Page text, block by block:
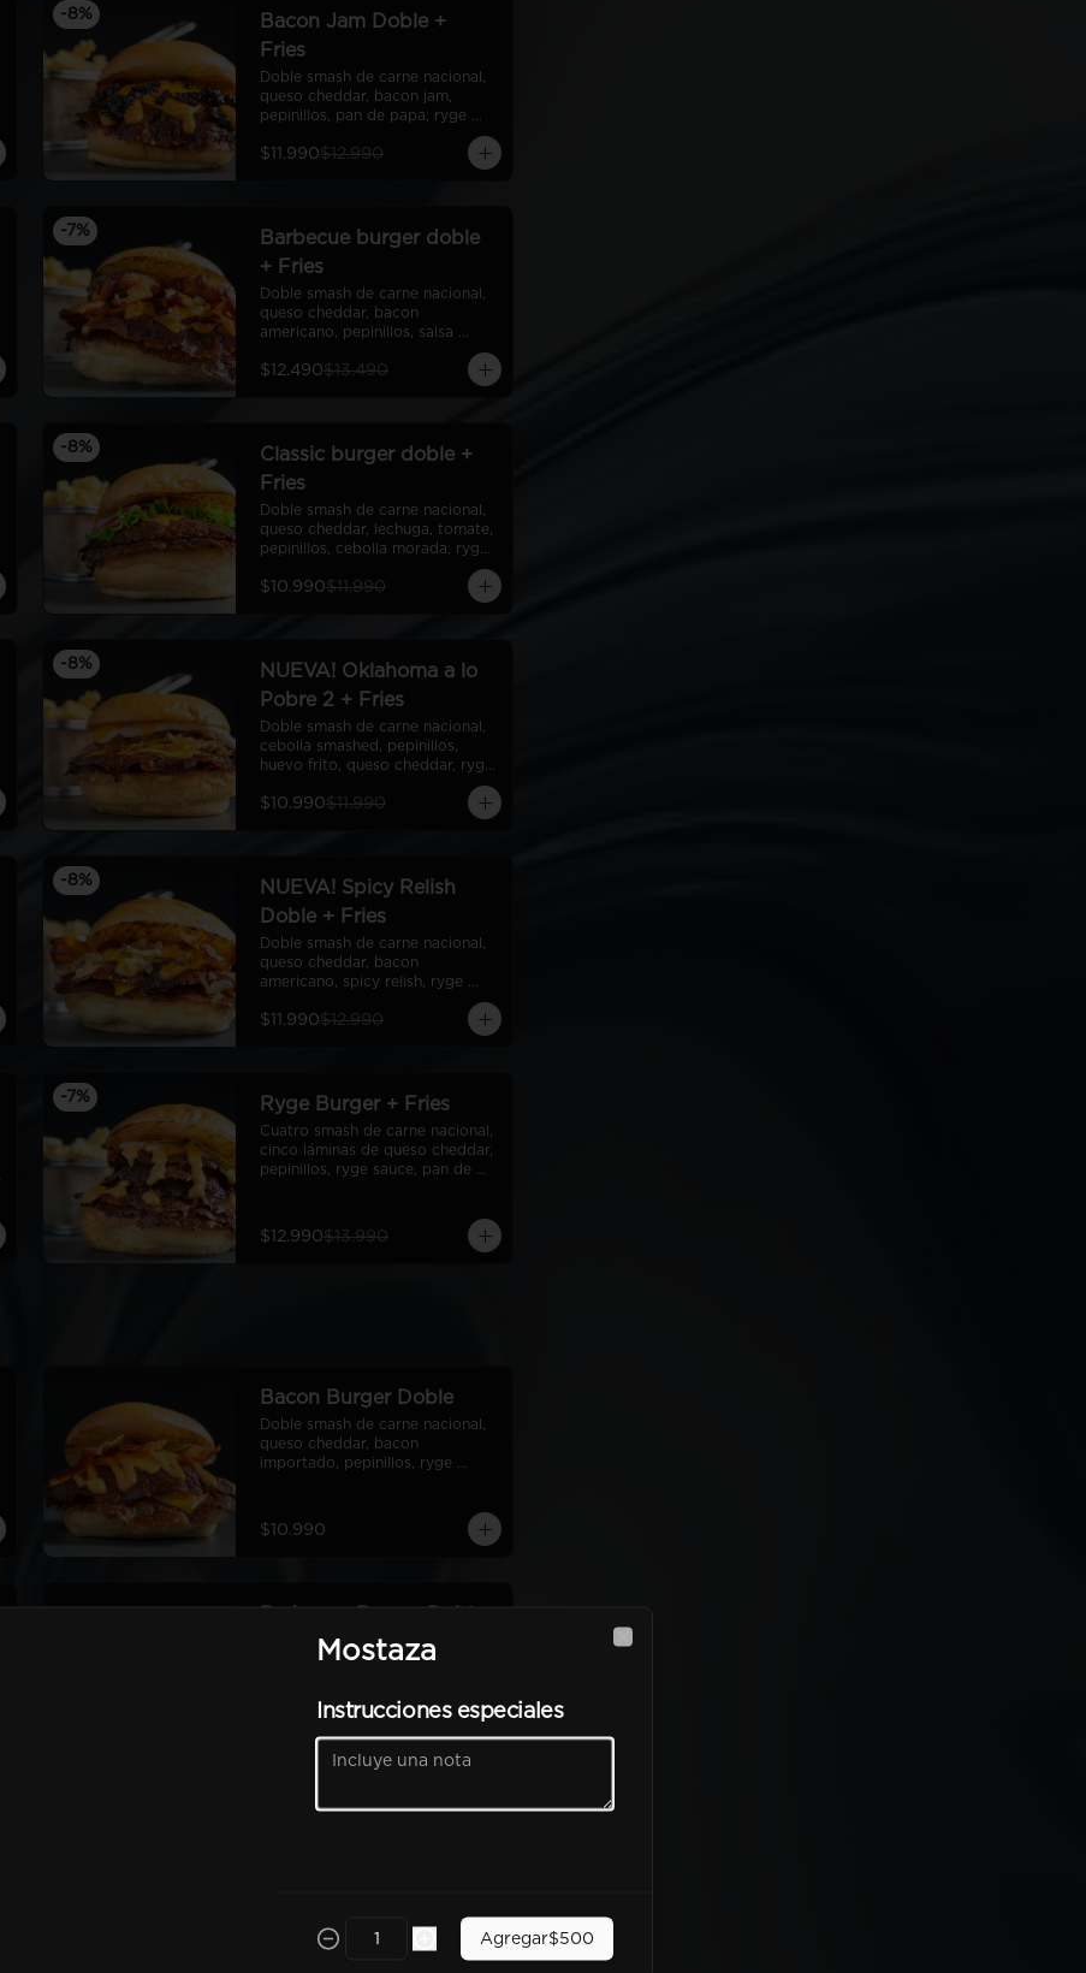
-8%
Bacon Jam Doble +
Fries
Doble smash de carne nacional,
queso cheddar, bacon jam,
pepinillos, pan de papa, ryge
$11.990$12.990
-7%
Barbecue burger doble
+ Fries
Doble smash de carne nacional,
queso cheddar, bacon
americano, pepinillos, salsa
cebolla americanos, ryge sauce,
$12.490$13.490
-8%
Classic burger doble +
Fries
Doble smash de carne nacional,
queso cheddar, lechuga, tomate,
pepinillos, cebolla morada, ryge
$10.990$11.990
-8%
NUEVA! Oklahoma a lo
Pobre 2 + Fries
Doble smash de carne nacional,
cebolla smashed, pepinillos,
huevo frito, queso cheddar, ryge
$10.990$11.990
-8%
NUEVA! Spicy Relish
Doble + Fries
Doble smash de carne nacional,
queso cheddar, bacon
americano, spicy relish, ryge
$11.990$12.990
-7% Ryge Burger + Fries
Cuatro smash de carne nacional,
cinco láminas de queso cheddar,
pepinillos, ryge sauce, pan de
$12.990$13.990
Bacon Burger Doble
Doble smash de carne nacional,
queso cheddar, bacon
importado, pepinillos, ryge
$10.990
Doble smash de carne nacional,
queso cheddar, bacon
barbecue americana, aros de
cebolla americanos, ryge sauce,
pan de papa
$11.490
Mostaza
Instrucciones especiales
Agregar$500